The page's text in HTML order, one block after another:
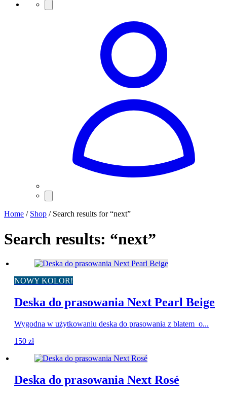
Home / Shop / Search results for “next”
Search results: “next”
NOWY KOLOR!
Deska do prasowania Next Pearl Beige
Wygodna w użytkowaniu deska do prasowania z blatem o...
150 zł
Deska do prasowania Next Rosé